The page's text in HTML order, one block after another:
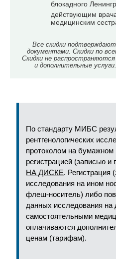
блокадного
действующим
медицинским
Все скидки
документами. Скидки по
Скидки не
и дополнительные услуги.
По стандарту МИБС
рентгенологических
протоколом на бумажном
регистрацией (записью
НА ДИСКЕ. Регистрация
исследования на ином
флеш-носитель) либо
данных исследования на
самостоятельными
оплачиваются
ценам (тарифам).